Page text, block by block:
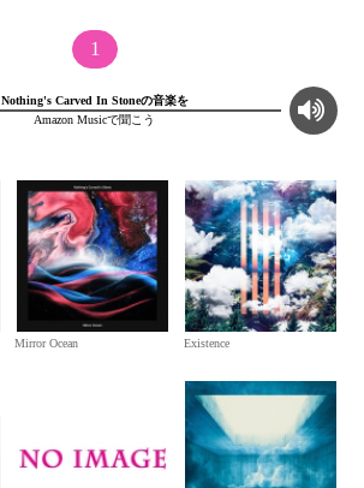
1
Nothing's Carved In Stoneの音楽を
Amazon Musicで聞こう
Mirror Ocean Existence